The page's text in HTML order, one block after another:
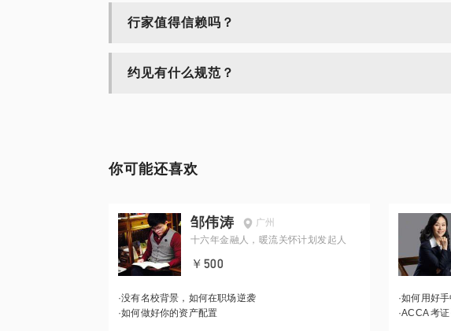
行家值得信赖吗？
约见有什么规范？
你可能还喜欢
邹伟涛
广州
十六年金融人，暖流关怀计划发起人
￥500
·没有名校背景，如何在职场逆袭
·如何做好你的资产配置
·如何用好手
·ACCA 考